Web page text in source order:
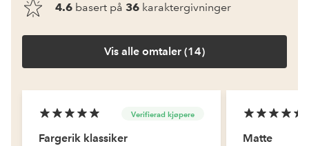
4.6 basert på 36 karaktergivninger
Vis alle omtaler (14)
Verifierad kjøpere
Fargerik klassiker Matte